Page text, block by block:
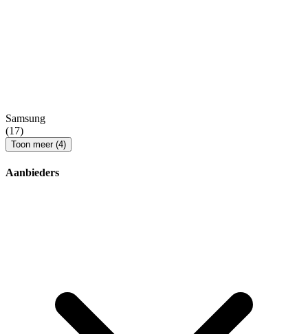
Samsung
(17)
Toon meer (4)
Aanbieders